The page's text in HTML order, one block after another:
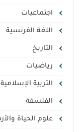
اجتماعيات
اللغة الفرنسية
التاريخ
رياضيات
التربية الإسلامية
الفلسفة
علوم الحياة